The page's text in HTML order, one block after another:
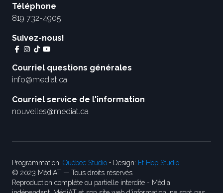
Téléphone
819 732-4905
Suivez-nous!
Courriel questions générales
info@mediat.ca
Courriel service de l'information
nouvelles@mediat.ca
Programmation: Québec Studio • Design: Et Hop Studio
© 2023 MédiAT — Tous droits réservés
Reproduction complète ou partielle interdite - Média